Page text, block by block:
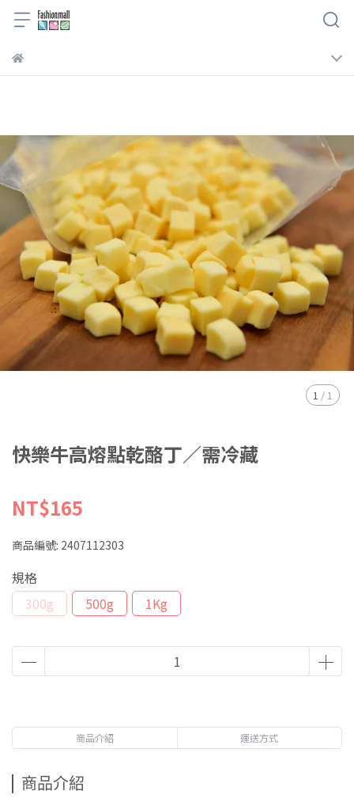
1 / 1
快樂牛高熔點乾酪丁／需冷藏
NT$165
商品編號: 2407112303
規格
300g
500g 1Kg
商品介紹 運送方式
商品介紹